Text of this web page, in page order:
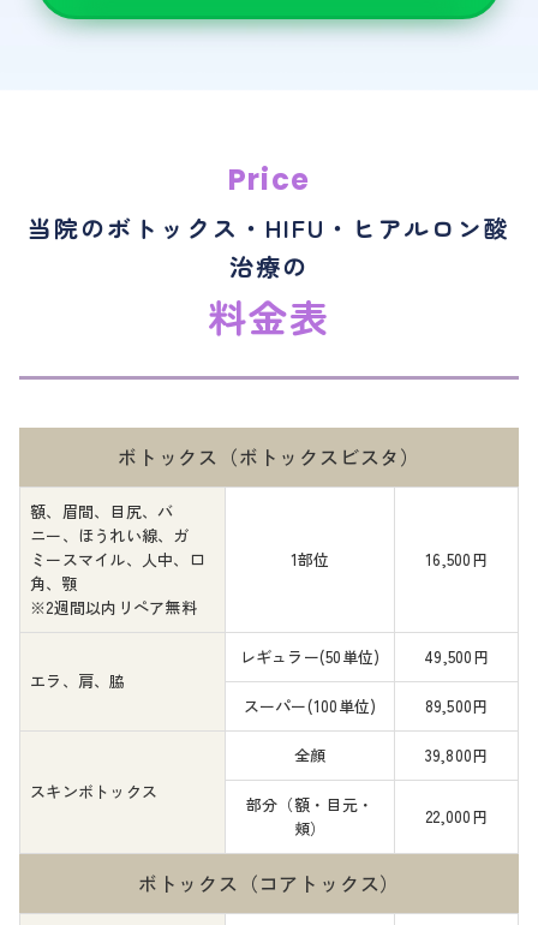
Price
当院のボトックス・HIFU・ヒアルロン酸
治療の
料金表
ボトックス（ボトックスビスタ）
額、眉間、目尻、バ
ニー、ほうれい線、ガ
ミースマイル、人中、口
角、顎
※2週間以内リペア無料
1部位 16,500円
エラ、肩、脇
レギュラー(50単位) 49,500円
スーパー(100単位) 89,500円
スキンボトックス
全顔 39,800円
部分（額・目元・
頬）
22,000円
ボトックス（コアトックス）